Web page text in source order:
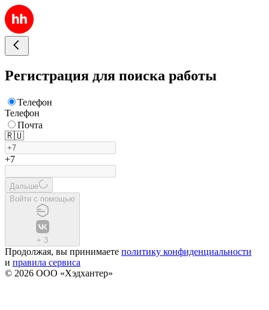
Регистрация для поиска работы
Телефон
Телефон
Почта
🇷🇺
+7
Дальше
Войти с помощью
+ 3
Продолжая, вы принимаете политику конфиденциальности
и правила сервиса
© 2026 ООО «Хэдхантер»